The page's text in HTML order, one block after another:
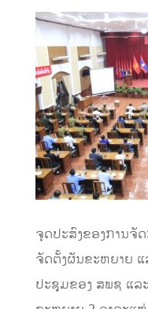
ຈຸດປະສົງຂອງການຈັ
ຈັດຕັ້ງຜັນຂະຫຍາຍ ແ
ປະຊຸມຂອງ ສພຊ ແ